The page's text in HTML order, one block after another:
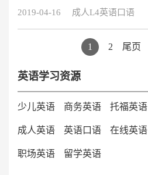
子在线英语学习机构有哪些呢？
2019-04-16 成人L4英语口语
1 2 尾页
英语学习资源
少儿英语 商务英语 托福英语
成人英语 英语口语 在线英语
职场英语 留学英语